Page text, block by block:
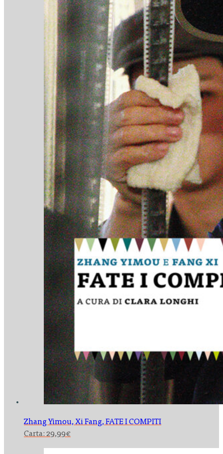
Zhang Yimou, Xi Fang,FATE I COMPITI
Carta: 29,99€